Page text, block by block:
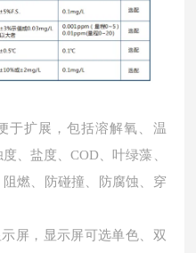
于扩展，包括溶解氧、温
、盐度、COD、叶绿藻、
燃、防碰撞、防腐蚀、穿
屏，显示屏可选单色、双